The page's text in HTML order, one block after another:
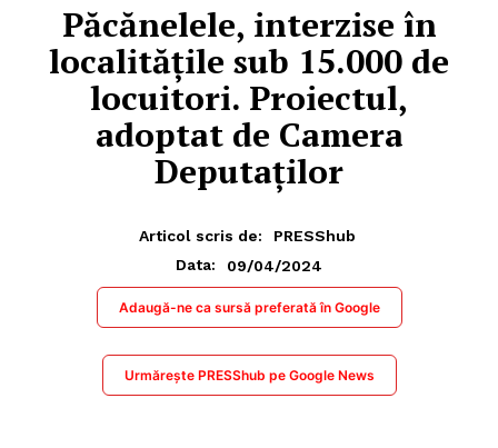
Păcănelele, interzise în
localitățile sub 15.000 de
locuitori. Proiectul,
adoptat de Camera
Deputaților
Articol scris de:
PRESShub
Data:
09/04/2024
Adaugă-ne ca sursă preferată în Google
Urmărește PRESShub pe Google News